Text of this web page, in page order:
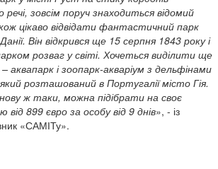
зовсім поруч знаходиться відомий
цікаво відвідати фантастичний парк
Він відкрився ще 15 серпня 1843 року і
розваг у світі. Хочеться виділити ще
і зоопарк-акваріум з дельфінами
розташований в Португалії місто Гія.
ж таки, можна підібрати на своє
899 євро за особу від 9 днів», - із
«САМІТу».